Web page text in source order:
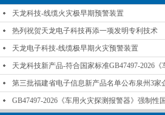
天龙科技-线缆火灾极早期预警装置
热列祝贺天龙电子科技再添一项发明专利技术
天龙电子科技-线缆极早期火灾预警装置
GB47497-2026《车用火灾探测报警器》强制性